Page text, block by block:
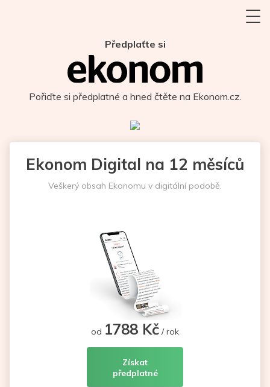
Předplaťte si
Pořiďte si předplatné a hned čtěte na Ekonom.cz.
Ekonom Digital na 12 měsíců
Veškerý obsah Ekonomu v digitální podobě.
od 1788 Kč / rok
Získat
předplatné